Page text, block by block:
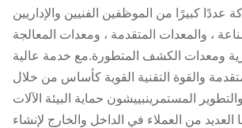
كبيرًا من الموظفين الفنيين والإداريين
، والمعدات المتقدمة ، ومعدات المعالجة
ومعدات الكشف المتطورة.مع خدمة عالية
والقوة التقنية القوية كأساس من خلال
والتطوير المستمرينبييشون حماية البيئة الآلات
العديد من العملاء في الداخل والخارج لإنشاء